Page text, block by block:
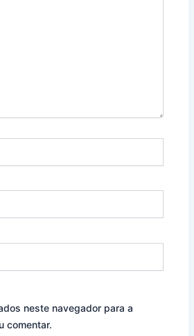
neste navegador para a
comentar.